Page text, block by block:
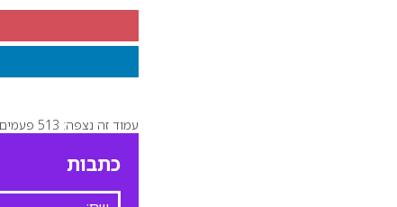
עמוד זה נצפה: 513 פעמים
כתבות